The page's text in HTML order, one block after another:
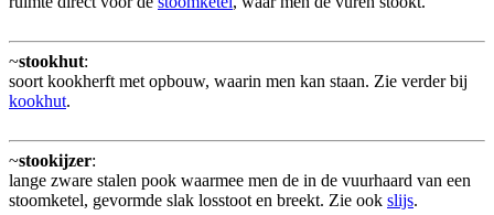
~stookhut:
soort kookherft met opbouw, waarin men kan staan. Zie verder bij
kookhut.
~stookijzer:
lange zware stalen pook waarmee men de in de vuurhaard van een
stoomketel, gevormde slak losstoot en breekt. Zie ook slijs.